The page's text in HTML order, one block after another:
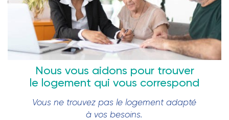
Nous vous aidons pour trouver
le logement qui vous correspond
Vous ne trouvez pas le logement adapté
à vos besoins.